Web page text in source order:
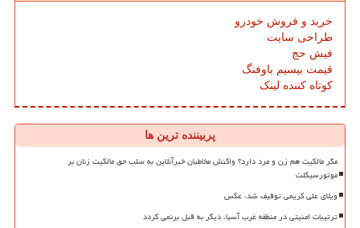
خرید و فروش خودرو
طراحی سایت
فیش حج
قیمت بیسیم باوفنگ
کوتاه کننده لینک
پربیننده ترین ها
مگر مالکیت هم زن و مرد دارد؟ واکنش مخاطبان خبرآنلاین به سلب حق مالکیت زنان بر
موتورسیکلت
ویلای علی کریمی توقیف شد، عکس
ترتیبات امنیتی در منطقه غرب آسیا، دیگر به قبل برنمی گردد